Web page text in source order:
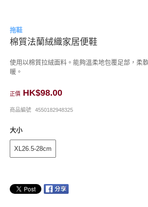
拖鞋
棉質法蘭絨織家居便鞋
使用以棉質拉絨面料。能夠溫柔地包覆足部，柔
暖。
正價 HK$98.00
商品編號 4550182948325
大小
XL26.5-28cm